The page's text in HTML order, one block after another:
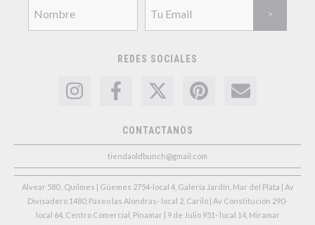
REDES SOCIALES
CONTACTANOS
tiendaoldbunch@gmail.com
Alvear 580 , Quilmes | Güemes 2754-local 4, Galería Jardín, Mar del Plata | Av
Divisadero 1480, Paseo las Alondras- local 2, Cariló | Av Constitución 290-
local 64, Centro Comercial, Pinamar | 9 de Julio 951- local 14, Miramar